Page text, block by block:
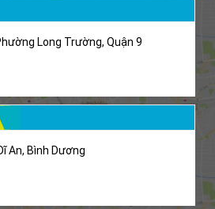
Long Trường, Quận 9
An, Bình Dương